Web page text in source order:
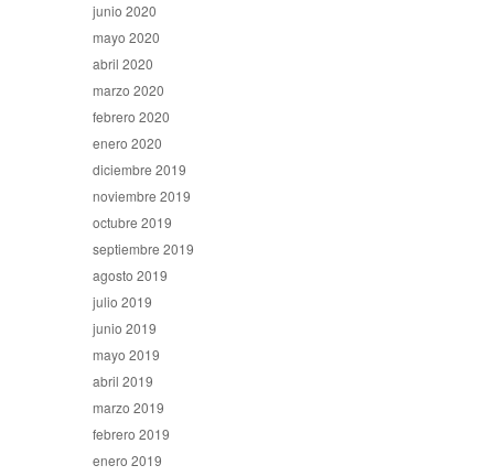
junio 2020
mayo 2020
abril 2020
marzo 2020
febrero 2020
enero 2020
diciembre 2019
noviembre 2019
octubre 2019
septiembre 2019
agosto 2019
julio 2019
junio 2019
mayo 2019
abril 2019
marzo 2019
febrero 2019
enero 2019